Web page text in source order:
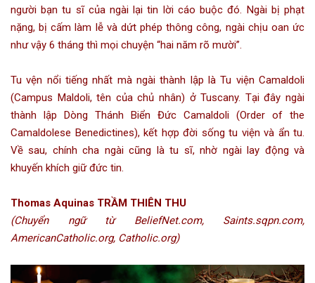
người bạn tu sĩ của ngài lại tin lời cáo buộc đó. Ngài bị phạt
nặng, bị cấm làm lễ và dứt phép thông công, ngài chịu oan ức
như vậy 6 tháng thì mọi chuyện “hai năm rõ mười”.
Tu vện nổi tiếng nhất mà ngài thành lập là Tu viện Camaldoli
(Campus Maldoli, tên của chủ nhân) ở Tuscany. Tại đây ngài
thành lập Dòng Thánh Biển Đức Camaldoli (Order of the
Camaldolese Benedictines), kết hợp đời sống tu viện và ẩn tu.
Về sau, chính cha ngài cũng là tu sĩ, nhờ ngài lay động và
khuyến khích giữ đức tin.
Thomas Aquinas TRẦM THIÊN THU
(Chuyển ngữ từ BeliefNet.com, Saints.sqpn.com,
AmericanCatholic.org, Catholic.org)